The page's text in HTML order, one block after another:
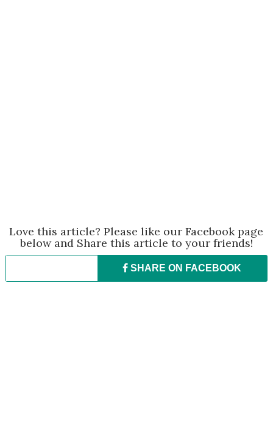
Love this article? Please like our Facebook page
below and Share this article to your friends!
SHARE ON FACEBOOK